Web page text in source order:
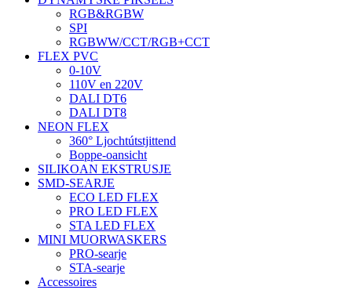
RGB&RGBW
SPI
RGBWW/CCT/RGB+CCT
FLEX PVC
0-10V
110V en 220V
DALI DT6
DALI DT8
NEON FLEX
360° Ljochtútstjittend
Boppe-oansicht
SILIKOAN EKSTRUSJE
SMD-SEARJE
ECO LED FLEX
PRO LED FLEX
STA LED FLEX
MINI MUORWASKERS
PRO-searje
STA-searje
Accessoires